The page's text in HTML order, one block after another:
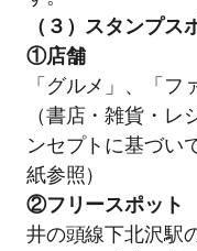
（３）スタンプス
①店舗
「グルメ」、「フ
（書店・雑貨・レ
ンセプトに基づい
紙参照）
②フリースポット
井の頭線下北沢駅